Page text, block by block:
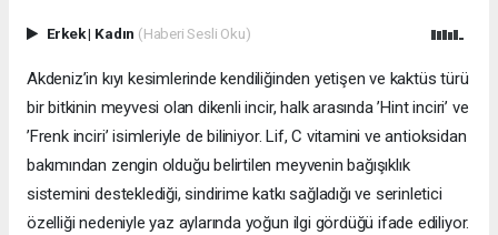
Erkek| Kadın (Haberi Sesli Oku)
Akdeniz’in kıyı kesimlerinde kendiliğinden yetişen ve kaktüs türü
bir bitkinin meyvesi olan dikenli incir, halk arasında ’Hint inciri’ ve
’Frenk inciri’ isimleriyle de biliniyor. Lif, C vitamini ve antioksidan
bakımından zengin olduğu belirtilen meyvenin bağışıklık
sistemini desteklediği, sindirime katkı sağladığı ve serinletici
özelliği nedeniyle yaz aylarında yoğun ilgi gördüğü ifade ediliyor.